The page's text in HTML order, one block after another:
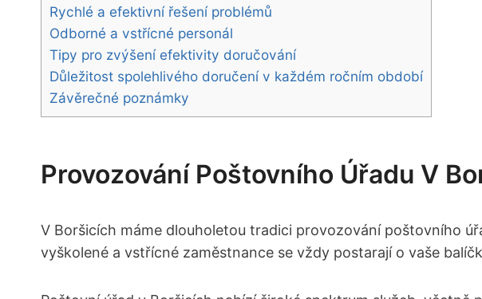
Rychlé a efektivní řešení problémů
Odborné a vstřícné⁢ personál
Tipy pro zvýšení efektivity doručování
Důležitost spolehlivého doručení v každém ročním období
Závěrečné poznámky
Provozování ⁢poštovního Úřadu⁢ V
V Boršicích máme dlouholetou tradici provozování poštovního
vyškolené a ⁢vstřícné zaměstnance se vždy postarají o vaše⁣